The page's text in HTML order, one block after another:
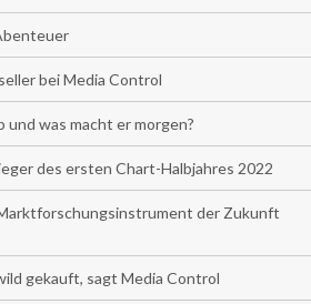
bei Media Control
was macht er morgen?
des ersten Chart-Halbjahres 2022
der Zukunft
gekauft, sagt Media Control